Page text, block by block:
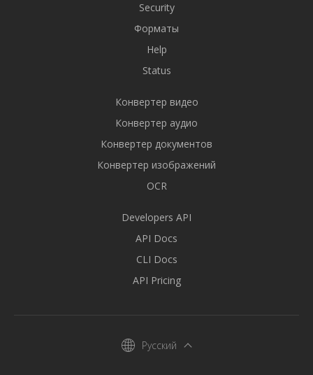
Security
Форматы
Help
Status
Конвертер видео
Конвертер аудио
Конвертер документов
Конвертер изображений
OCR
Developers API
API Docs
CLI Docs
API Pricing
Русский